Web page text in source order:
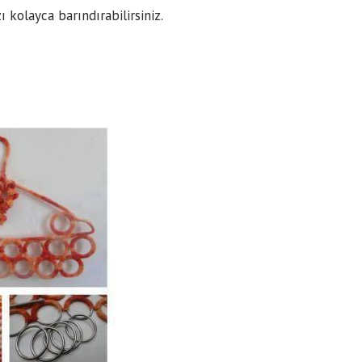
kolayca barındırabilirsiniz.